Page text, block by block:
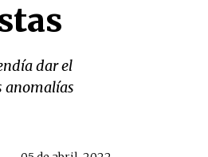
dar el
anomalías